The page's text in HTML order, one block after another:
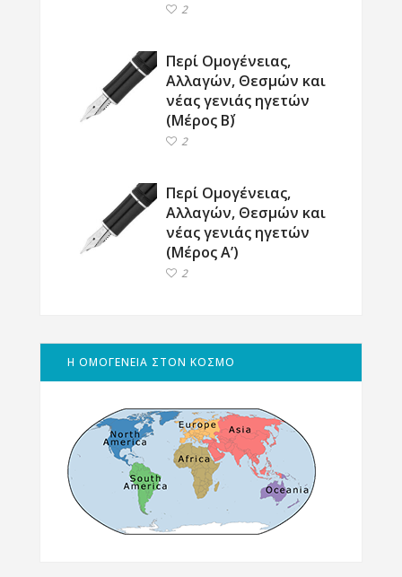
2
Περί Ομογένειας,
Αλλαγών, Θεσμών και
νέας γενιάς ηγετών
(Μέρος Β΄)
2
Περί Ομογένειας,
Αλλαγών, Θεσμών και
νέας γενιάς ηγετών
(Μέρος Α’)
2
Η ΟΜΟΓΕΝΕΙΑ ΣΤΟΝ ΚΟΣΜΟ